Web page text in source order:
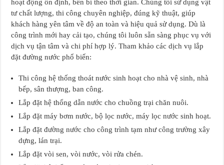
hoạt động ổn định, bền bỉ theo thời gian. Chúng tôi sử dụng vật
tư chất lượng, thi công chuyên nghiệp, đúng kỹ thuật, giúp
khách hàng yên tâm về độ an toàn và hiệu quả sử dụng. Dù là
công trình mới hay cải tạo, chúng tôi luôn sẵn sàng phục vụ với
dịch vụ tận tâm và chi phí hợp lý. Tham khảo các dịch vụ lắp
đặt đường nước phổ biến:
Thi công hệ thống thoát nước sinh hoạt cho nhà vệ sinh, nhà
bếp, sân thượng, ban công.
Lắp đặt hệ thống dẫn nước cho chuồng trại chăn nuôi.
Lắp đặt máy bơm nước, bộ lọc nước, máy lọc nước sinh hoạt.
Lắp đặt đường nước cho công trình tạm như công trường xây
dựng, lán trại.
Lắp đặt vòi sen, vòi nước, vòi rửa chén.